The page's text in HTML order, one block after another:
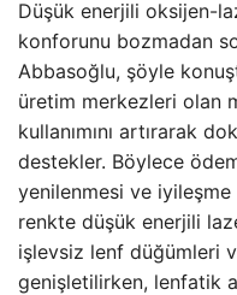
Düşük enerjili oksijen-
konforunu bozmadan
Abbasoğlu, şöyle
üretim merkezleri olan
kullanımını artırarak
destekler. Böylece
yenilenmesi ve iyileşme
renkte düşük enerjili
işlevsiz lenf düğümleri
genişletilirken, lenfatik